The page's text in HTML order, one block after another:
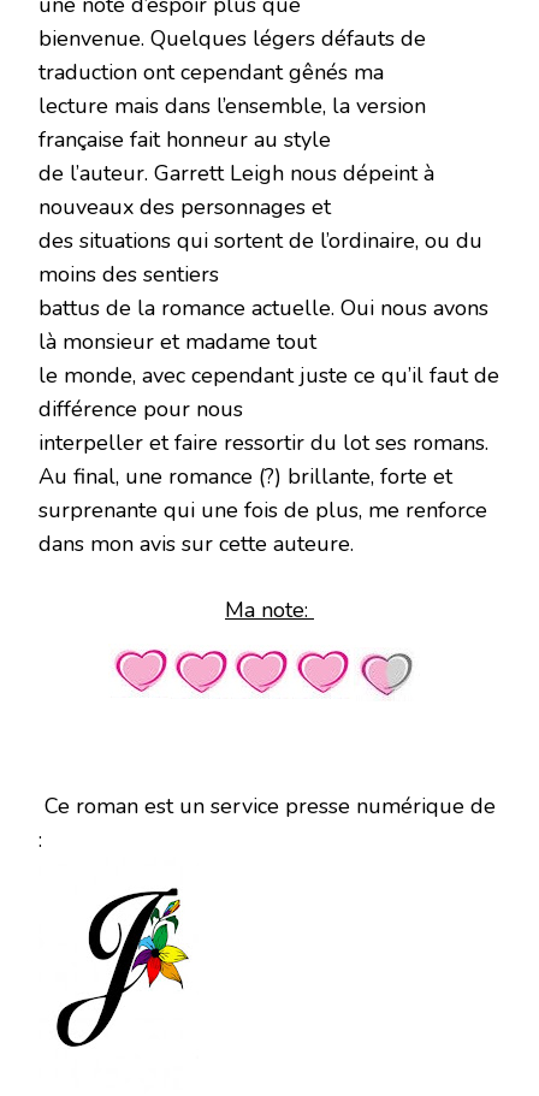
bienvenue. Quelques légers défauts de
traduction ont cependant gênés ma
lecture mais dans l’ensemble, la version
française fait honneur au style
de l’auteur. Garrett Leigh nous dépeint à
nouveaux des personnages et
des situations qui sortent de l’ordinaire, ou du
moins des sentiers
battus de la romance actuelle. Oui nous avons
là monsieur et madame tout
le monde, avec cependant juste ce qu’il faut de
différence pour nous
interpeller et faire ressortir du lot ses romans.
Au final, une romance (?) brillante, forte et
surprenante qui une fois de plus, me renforce
dans mon avis sur cette auteure.
Ma note:
Ce roman est un service presse numérique de
: